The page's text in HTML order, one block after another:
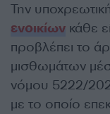
Την
ενοικίων κάθε
προβλέπει το
μισθωμάτων
νόμου 5222/
με το οποίο